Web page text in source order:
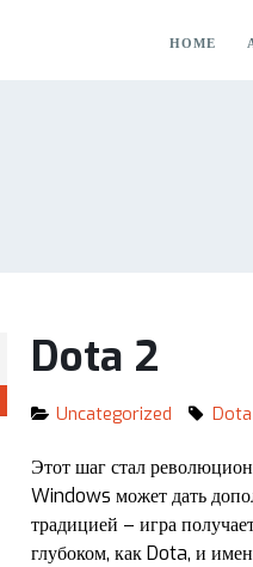
HOME
Dota 2
Uncategorized
Этот шаг стал
Windows может дать
традицией – игра
глубоком, как Dota, и